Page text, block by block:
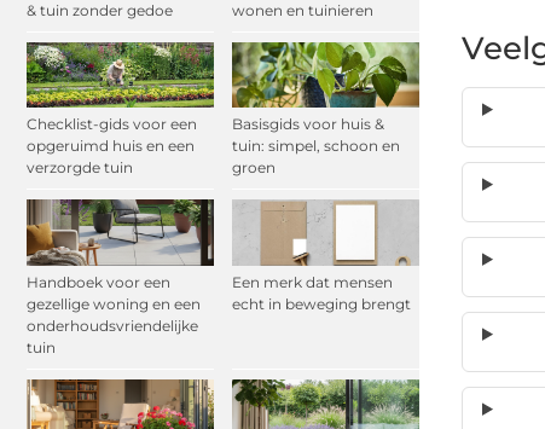
& tuin zonder gedoe
wonen en tuinieren
Checklist-gids voor een
opgeruimd huis en een
verzorgde tuin
Basisgids voor huis &
tuin: simpel, schoon en
groen
Handboek voor een
gezellige woning en een
onderhoudsvriendelijke
tuin
Een merk dat mensen
echt in beweging brengt